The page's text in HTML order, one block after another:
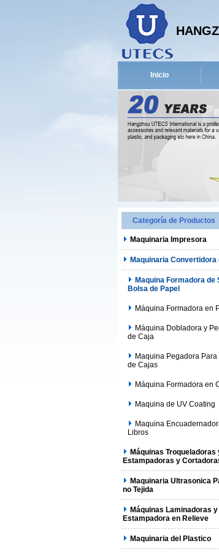
Inicio
Categoría de Productos
Maquinaria Impresora
Maquinaria Convertidora
Maquina Formadora de
Bolsa de Papel
Máquina Formadora en
Máquina Dobladora y
de Caja
Maquina Pegadora Para
de Cajas
Máquina Formadora en
Maquina de UV Coating
Maquina
Libros
Máquinas Troqueladoras
Estampadoras y
Maquinaria Ultrasonica
no Tejida
Máquinas Laminadoras y
Estampadora en Relieve
Maquinaria del Plastico